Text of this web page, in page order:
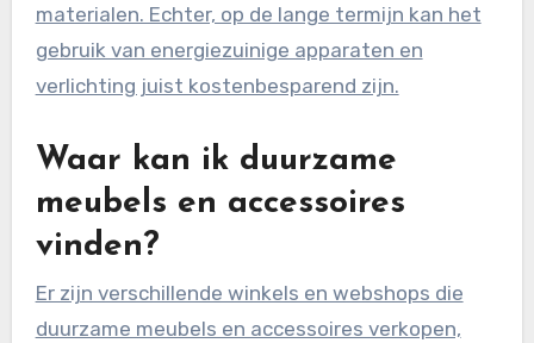
materialen. Echter, op de lange termijn kan het
gebruik van energiezuinige apparaten en
verlichting juist kostenbesparend zijn.
Waar kan ik duurzame
meubels en accessoires
vinden?
Er zijn verschillende winkels en webshops die
duurzame meubels en accessoires verkopen,